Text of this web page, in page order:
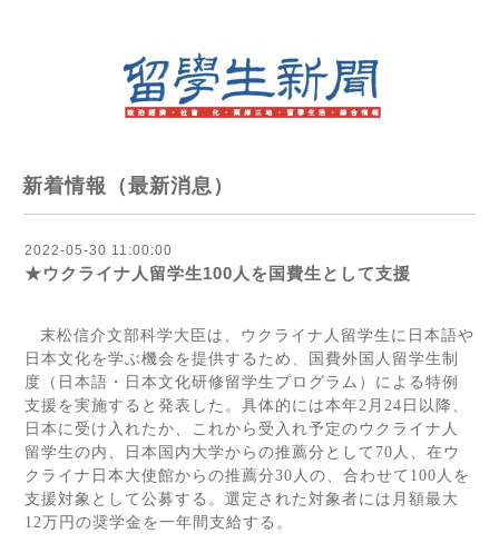
新着情報（最新消息）
2022-05-30 11:00:00
★ウクライナ人留学生100人を国費生として支援
末松信介文部科学大臣は、ウクライナ人留学生に日本語や
日本文化を学ぶ機会を提供するため、国費外国人留学生制
度（日本語・日本文化研修留学生プログラム）による特例
支援を実施すると発表した。具体的には本年2 月 24 日以降、
日本に受け入れたか、これから受入れ予定のウクライナ人
留学生の内、日本国内大学からの推薦分として 70 人、在ウ
クライナ日本大使館からの推薦分30 人の、合わせて 100 人を
支援対象として公募する。選定された対象者には月額最大
12万円の奨学金を一年間支給する。